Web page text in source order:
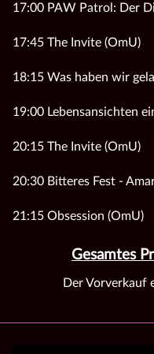
17:00 PAW Patrol: Der
17:45 The Invite (OmU)
18:15 Was haben wir
19:00 Lebensansichten
20:15 The Invite (OmU)
20:30 Bitteres Fest -
21:15 Obsession (OmU)
Gesamtes
Der Vorverkauf